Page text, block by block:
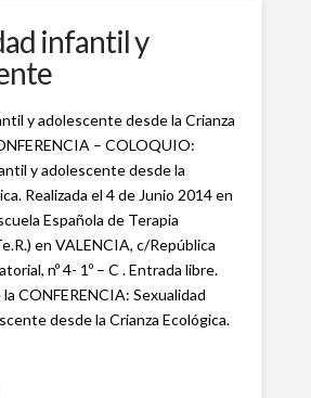
infantil y
y adolescente desde la Crianza
– COLOQUIO:
y adolescente desde la
Realizada el 4 de Junio 2014 en
Española de Terapia
en VALENCIA, c/República
nº 4- 1º – C . Entrada libre.
CONFERENCIA: Sexualidad
desde la Crianza Ecológica.